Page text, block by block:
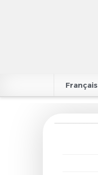
Français